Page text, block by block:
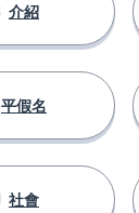
介紹
平假名
社會